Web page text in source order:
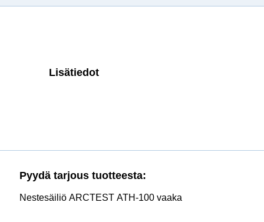
Lisätiedot
Pyydä tarjous tuotteesta:
Nestesäiliö ARCTEST ATH-100 vaaka